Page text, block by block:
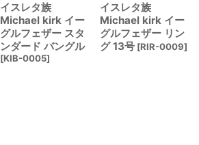
イスレタ族
Michael kirk イー
グルフェザー スタ
ンダード バングル
[KIB-0005]
イスレタ族
Michael kirk イー
グルフェザー リン
グ 13号 [RIR-0009]